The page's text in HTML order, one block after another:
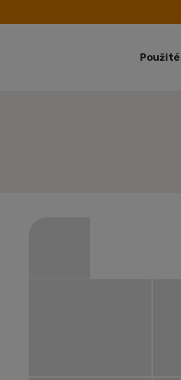
Použité